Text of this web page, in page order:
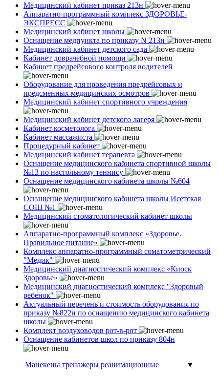
Медицинский кабинет приказ 213н
Аппаратно-программный комплекс ЗДОРОВЬЕ-
ЭКСПРЕСС
Медицинский кабинет школы
Оснащение медпункта по приказу N 213н
Медицинский кабинет детского сада
Кабинет доврачебной помощи
Кабинет предрейсового контроля водителей
Оборудование для проведения предрейсовых и
предсменных медицинских осмотров
Медицинский кабинет спортивного учреждения
Медицинский кабинет детского лагеря
Кабинет косметолога
Кабинет массажиста
Процедурный кабинет
Медицинский кабинет терапевта
Оснащение медицинского кабинета спортивной школы
№13 по настольному теннису
Оснащение медицинского кабинета школы №604
Оснащение медицинского кабинета школы Исетская
СОШ №1
Медицинский стоматологический кабинет школы
Аппаратно-программный комплекс «Здоровье.
Правильное питание»
Комплекс аппаратно-программный соматометрический
"Медик"
Медицинский диагностический комплекс «Киоск
Здоровье»
Медицинский диагностический комплекс "Здоровый
ребенок"
Актуальный перечень и стоимость оборудования по
приказу №822н по оснащению медицинского кабинета
школы
Комплект воздуховодов рот-в-рот
Оснащение кабинетов школ по приказу 804н
Манекены тренажеры реанимационные
▼